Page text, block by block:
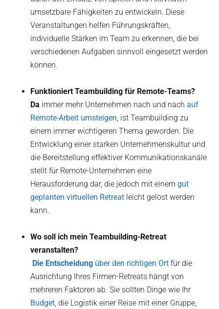
umsetzbare Fähigkeiten zu entwickeln. Diese
Veranstaltungen helfen Führungskräften,
individuelle Stärken im Team zu erkennen, die bei
verschiedenen Aufgaben sinnvoll eingesetzt werden
können.
Funktioniert Teambuilding für Remote-Teams?
‍Da immer mehr Unternehmen nach und nachauf
Remote-Arbeit umsteigen, ist Teambuilding zu
einem immer wichtigeren Thema geworden. Die
Entwicklung einer starken Unternehmenskultur und
die Bereitstellung effektiver Kommunikationskanäle
stellt für Remote-Unternehmen eine
Herausforderung dar, die jedoch mit einemgut
geplanten virtuellen Retreat leicht gelöst werden
kann.
Wo soll ich mein Teambuilding-Retreat
veranstalten?
‍ Die Entscheidung über den richtigen Ort für die
Ausrichtung Ihres Firmen-Retreats hängt von
mehreren Faktoren ab. Sie sollten Dinge wie Ihr
Budget, die Logistik einer Reise mit einer Gruppe,